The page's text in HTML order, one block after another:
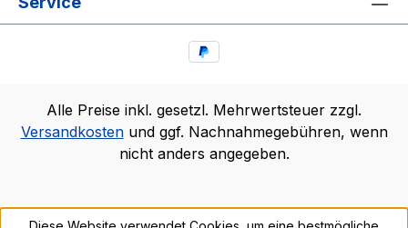
Alle Preise inkl. gesetzl. Mehrwertsteuer zzgl.
Versandkostenund ggf. Nachnahmegebühren, wenn
nicht anders angegeben.